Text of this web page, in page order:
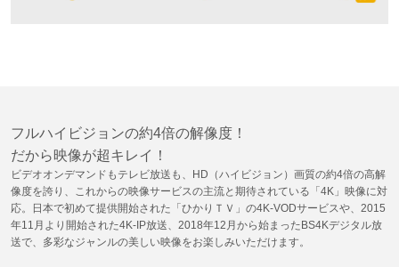
フルハイビジョンの約4倍の解像度！
だから映像が超キレイ！
ビデオオンデマンドもテレビ放送も、HD（ハイビジョン）画質の約4倍の高解
像度を誇り、これからの映像サービスの主流と期待されている「4K」映像に対
応。日本で初めて提供開始された「ひかりＴＶ」の4K-VODサービスや、2015
年11月より開始された4K-IP放送、2018年12月から始まったBS4Kデジタル放
送で、多彩なジャンルの美しい映像をお楽しみいただけます。